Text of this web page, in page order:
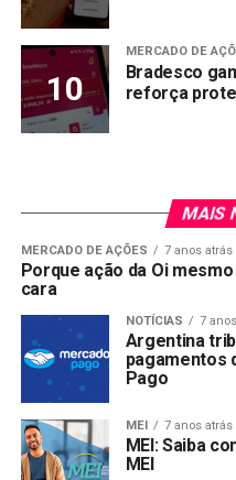
MERCADO DE
Bradesco
reforça
MAIS
MERCADO DE AÇÕES 7 anos atrás
Porque ação da Oi
cara
NOTÍCIAS 7
Argentina
pagamentos
Pago
MEI 7 anos atrás
MEI: Saiba
MEI